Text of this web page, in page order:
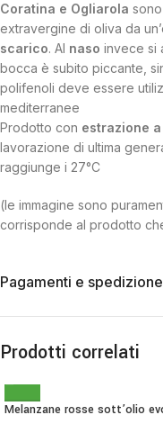
Coratina e Ogliarola
extravergine di oliva da
scarico. Al naso invece si
bocca è subito piccante,
polifenoli deve essere
mediterranee
Prodotto con estrazione
lavorazione di ultima
raggiunge i 27°C
(le immagine sono
corrisponde al prodotto
Pagamenti e spedizione
Prodotti correlati
Melanzane rosse sott’olio